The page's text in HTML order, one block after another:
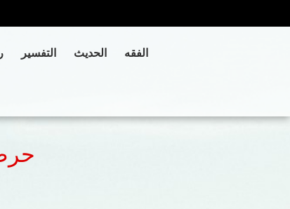
التفسير الحديث الفقه